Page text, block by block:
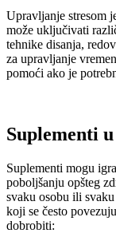
Upravljanje stresom
može uključivati
tehnike disanja,
za upravljanje
pomoći ako je
Suplementi
Suplementi mogu
poboljšanju opšteg
svaku osobu ili
koji se često
dobrobiti: